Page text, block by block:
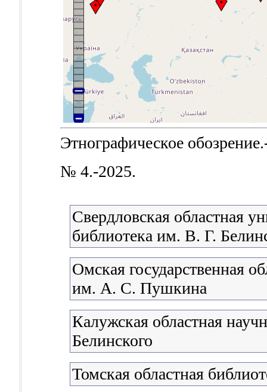
Этнографическое
№ 4.-2025.
Свердловская областная
библиотека им. В. Г.
Омская государственная
им. А. С. Пушкина
Калужская областная
Белинского
Томская областная